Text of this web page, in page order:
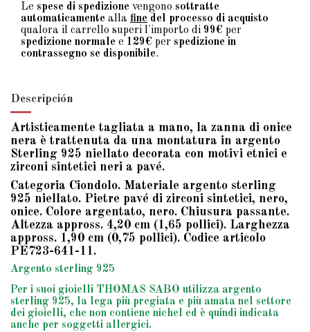
Le spese di spedizione vengono sottratte
automaticamente alla fine del processo di acquisto
qualora il carrello superi l'importo di 99€ per
spedizione normale e 129€ per spedizione in
contrassegno se disponibile.
Descripción
Artisticamente tagliata a mano, la zanna di onice
nera è trattenuta da una montatura in argento
Sterling 925 niellato decorata con motivi etnici e
zirconi sintetici neri a pavé.
Categoria Ciondolo. Materiale argento sterling
925 niellato. Pietre pavé di zirconi sintetici, nero,
onice. Colore argentato, nero. Chiusura passante.
Altezza appross. 4,20 cm (1,65 pollici). Larghezza
appross. 1,90 cm (0,75 pollici). Codice articolo
PE723-641-11.
Argento sterling 925
Per i suoi gioielli THOMAS SABO utilizza argento
sterling 925, la lega più pregiata e più amata nel settore
dei gioielli, che non contiene nichel ed è quindi indicata
anche per soggetti allergici.